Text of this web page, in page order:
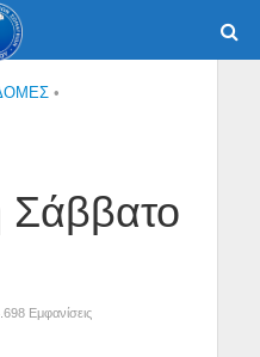
•
Σάββατο
Εμφανίσεις